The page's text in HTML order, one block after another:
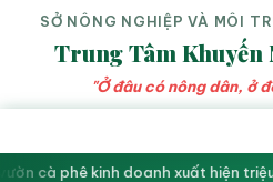
SỞ NÔNG NGHIỆP VÀ MÔI
Trung Tâm Khuyến
"Ở đâu có nông dân, ở
cà phê kinh doanh xuất hiện